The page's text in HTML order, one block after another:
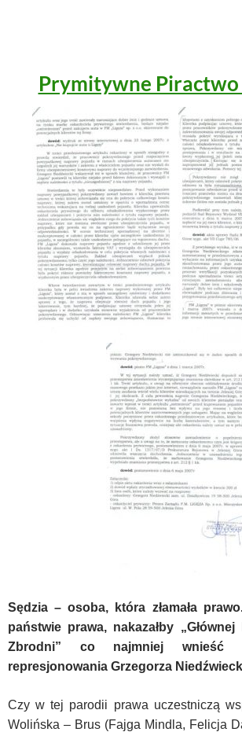
Prymitywne
Sędzia – osoba, która złamała
państwie prawa, nakazałby
Zbrodni” co najmniej wnieść
represjonowania Grzegorza
Czy w tej parodii prawa uczestniczą
Wolińska – Brus (Fajga Mindla, Felicja